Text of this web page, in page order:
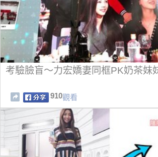
考驗臉盲～力宏嬌妻同框PK奶茶妹
910觀看